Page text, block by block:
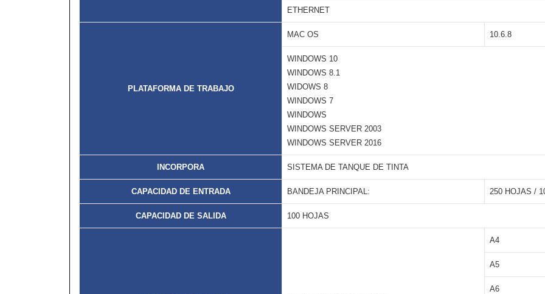
ETHERNET
PLATAFORMA DE TRABAJO
MAC OS 10.6.8
WINDOWS 10
WINDOWS 8.1
WIDOWS 8
WINDOWS 7
WINDOWS
WINDOWS SERVER 2003
WINDOWS SERVER 2016
INCORPORA SISTEMA DE TANQUE DE TINTA
CAPACIDAD DE ENTRADA BANDEJA PRINCIPAL: 250 HOJAS /
CAPACIDAD DE SALIDA 100 HOJAS
A4
A5
A6